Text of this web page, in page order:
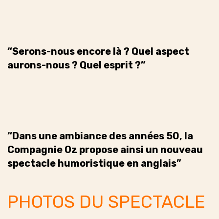
“Serons-nous encore là ? Quel aspect
aurons-nous ? Quel esprit ?”
“Dans une ambiance des années 50, la
Compagnie Oz propose ainsi un nouveau
spectacle humoristique en anglais”
PHOTOS DU SPECTACLE